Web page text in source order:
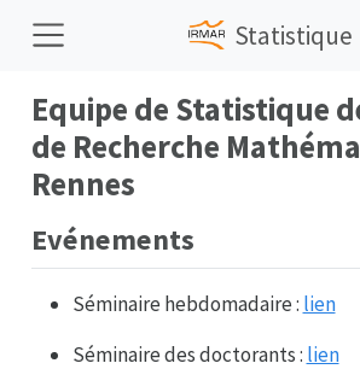
Statistique
Equipe de Statistique
de Recherche
Rennes
Evénements
Séminaire hebdomadaire : lien
Séminaire des doctorants : lien